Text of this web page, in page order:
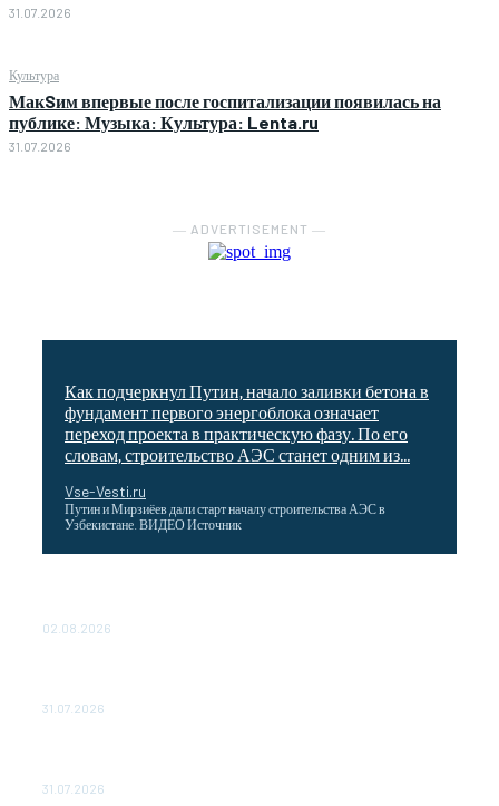
31.07.2026
Культура
МакSим впервые после госпитализации появилась на
публике: Музыка: Культура: Lenta.ru
31.07.2026
― ADVERTISEMENT ―
Как подчеркнул Путин, начало заливки бетона в
фундамент первого энергоблока означает
переход проекта в практическую фазу. По его
словам, строительство АЭС станет одним из...
Vse-Vesti.ru
Путин и Мирзиёев дали старт началу строительства АЭС в
Узбекистане. ВИДЕО Источник
02.08.2026
31.07.2026
31.07.2026